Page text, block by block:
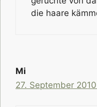
die haare
Mi
27. September